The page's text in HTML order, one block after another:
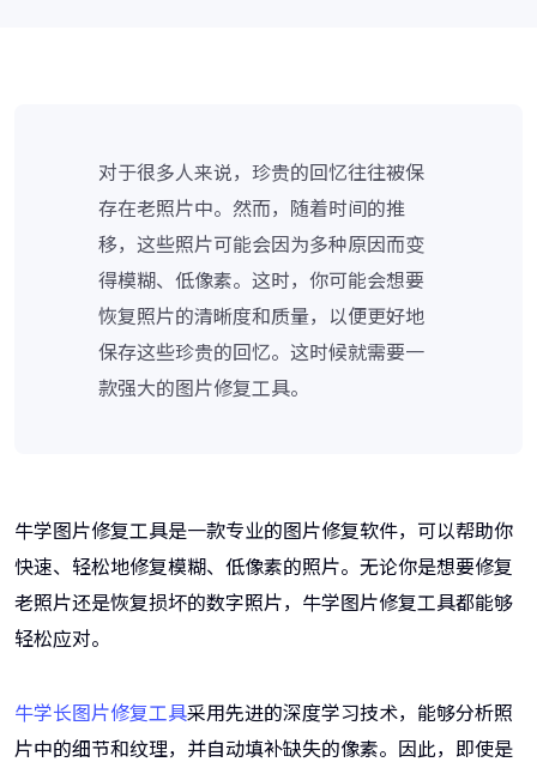
对于很多人来说，珍贵的回忆往往被保
存在老照片中。然而，随着时间的推
移，这些照片可能会因为多种原因而变
得模糊、低像素。这时，你可能会想要
恢复照片的清晰度和质量，以便更好地
保存这些珍贵的回忆。这时候就需要一
款强大的图片修复工具。
牛学图片修复工具是一款专业的图片修复软件，可以帮助你
快速、轻松地修复模糊、低像素的照片。无论你是想要修复
老照片还是恢复损坏的数字照片，牛学图片修复工具都能够
轻松应对。
牛学长图片修复工具采用先进的深度学习技术，能够分析照
片中的细节和纹理，并自动填补缺失的像素。因此，即使是